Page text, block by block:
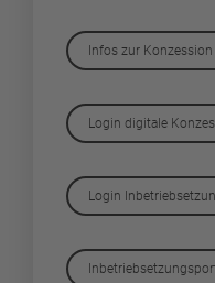
Infos zur
Login digitale
Login